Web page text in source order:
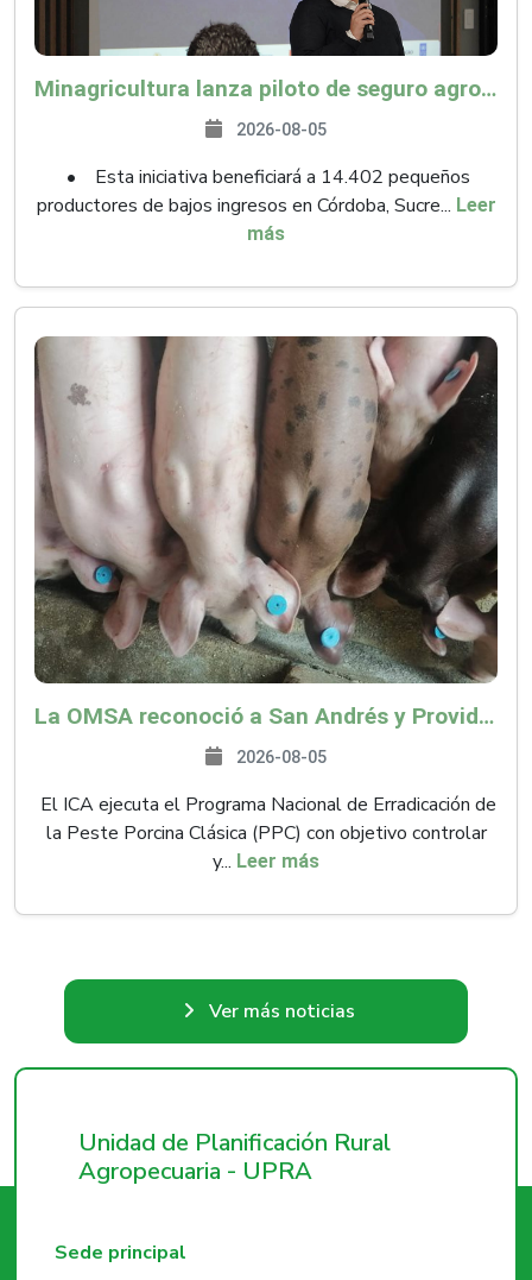
Minagricultura lanza piloto de seguro agropecuario por $9.625 millones para proteger a más de 14.000 pequeños productores contra riesgos del Fenómeno de El Niño
2026-08-05
• Esta iniciativa beneficiará a 14.402 pequeños
productores de bajos ingresos en Córdoba, Sucre... Leer
más
La OMSA reconoció a San Andrés y Providencia como zona libre de Peste Porcina Clásica (PPC)
2026-08-05
El ICA ejecuta el Programa Nacional de Erradicación de
la Peste Porcina Clásica (PPC) con objetivo controlar
y... Leer más
Ver más noticias
Unidad de Planificación Rural
Agropecuaria - UPRA
Sede principal